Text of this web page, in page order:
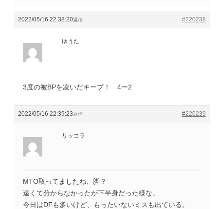
2022/05/16 22:38:20 #220238
返信
ゆうた
3度の被BPを凌いだキープ！ 4ー2
2022/05/16 22:39:23 #220239
返信
リッコラ
MTO取ってましたね、脚？
遠くて分からなかったが下半身だった様な。
今日はDFも多いけど、もったいないミスも出ている。